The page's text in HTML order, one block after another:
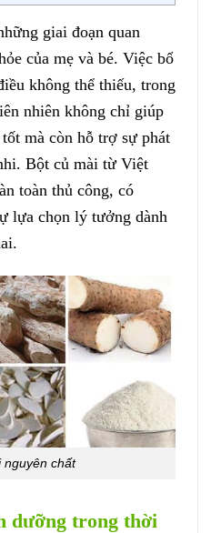
giai đoạn quan
của mẹ và bé. Việc bổ
không thể thiếu, trong
nhiên không chỉ giúp
mà còn hỗ trợ sự phát
Bột củ mài từ Việt
toàn thủ công, có
lựa chọn lý tưởng dành
nguyên chất
dưỡng trong thời